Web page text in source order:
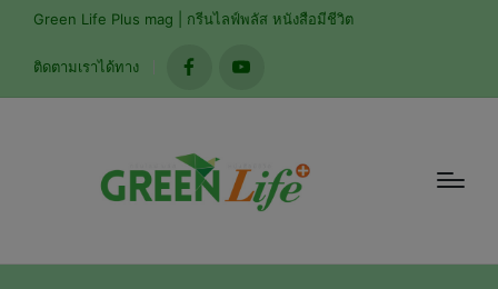
Green Life Plus mag | กรีนไลฟ์พลัส หนังสือมีชีวิต
ติดตามเราได้ทาง
facebookyoutube